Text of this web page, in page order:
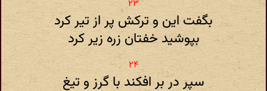
بگفت این و ترکش پر از تیر کرد
بپوشید خفتان زره زیر کرد
سپر در بر افکند با گرز و تیغ